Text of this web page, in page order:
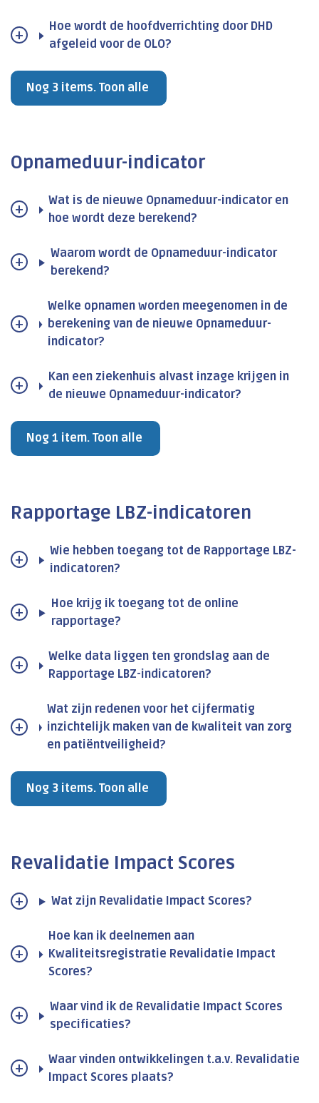
Hoe wordt de hoofdverrichting door DHD
afgeleid voor de OLO?
Nog 3 items. Toon alle
Opnameduur-indicator
Wat is de nieuwe Opnameduur-indicator en
hoe wordt deze berekend?
Waarom wordt de Opnameduur-indicator
berekend?
Welke opnamen worden meegenomen in de
berekening van de nieuwe Opnameduur-
indicator?
Kan een ziekenhuis alvast inzage krijgen in
de nieuwe Opnameduur-indicator?
Nog 1 item. Toon alle
Rapportage LBZ-indicatoren
Wie hebben toegang tot de Rapportage LBZ-
indicatoren?
Hoe krijg ik toegang tot de online
rapportage?
Welke data liggen ten grondslag aan de
Rapportage LBZ-indicatoren?
Wat zijn redenen voor het cijfermatig
inzichtelijk maken van de kwaliteit van zorg
en patiëntveiligheid?
Nog 3 items. Toon alle
Revalidatie Impact Scores
Wat zijn Revalidatie Impact Scores?
Hoe kan ik deelnemen aan
Kwaliteitsregistratie Revalidatie Impact
Scores?
Waar vind ik de Revalidatie Impact Scores
specificaties?
Waar vinden ontwikkelingen t.a.v. Revalidatie
Impact Scores plaats?